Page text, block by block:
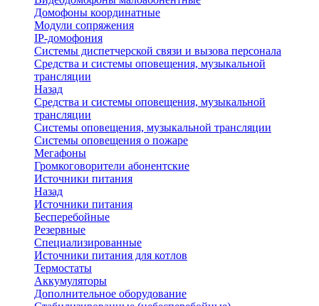
Домофоны координатные
Модули сопряжения
IP-домофония
Системы диспетчерской связи и вызова персонала
Средства и системы оповещения, музыкальной
трансляции
Назад
Средства и системы оповещения, музыкальной
трансляции
Системы оповещения, музыкальной трансляции
Системы оповещения о пожаре
Мегафоны
Громкоговорители абонентские
Источники питания
Назад
Источники питания
Бесперебойные
Резервные
Специализированные
Источники питания для котлов
Термостаты
Аккумуляторы
Дополнительное оборудование